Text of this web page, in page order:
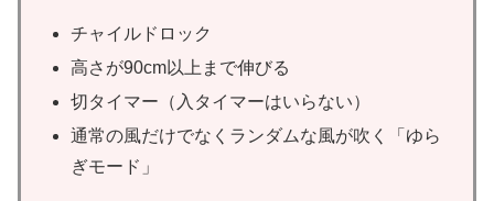
チャイルドロック
高さが90cm以上まで伸びる
切タイマー（入タイマーはいらない）
通常の風だけでなくランダムな風が吹く「ゆら
ぎモード」